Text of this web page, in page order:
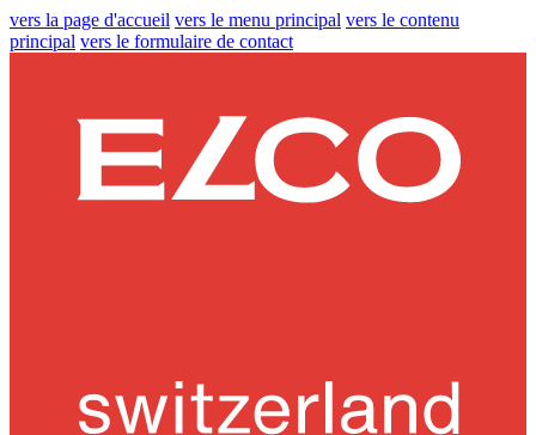
vers la page d'accueil vers le menu principal vers le contenu
principal vers le formulaire de contact